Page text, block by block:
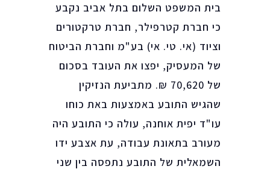
בית המשפט השלום בתל אביב נקבע
כי חברת קטרפילר, חברת טרקטורים
וציוד (אי. טי. אי) בע"מ וחברת הביטוח
של המעסיק, יפצו את העובד בסכום
של 70,620 ₪. מתביעת הנזיקין
שהגיש התובע באמצעות באת כוחו
עו"ד יפית אוחנה, עולה כי התובע היה
מעורב בתאונת עבודה, עת אצבע ידו
השמאלית של התובע נתפסה בין שני